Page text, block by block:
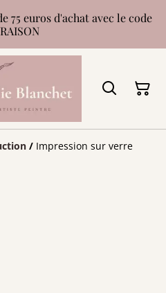
75 euros d'achat avec le code
/ Impression sur verre